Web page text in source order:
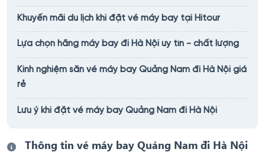
Khuyến mãi du lịch khi đặt vé máy bay tại Hitour
Lựa chọn hãng máy bay đi Hà Nội uy tín - chất lượng
Kinh nghiệm săn vé máy bay Quảng Nam đi Hà Nội giá
rẻ
Lưu ý khi đặt vé máy bay Quảng Nam đi Hà Nội
Thông tin vé máy bay Quảng Nam đi Hà Nội